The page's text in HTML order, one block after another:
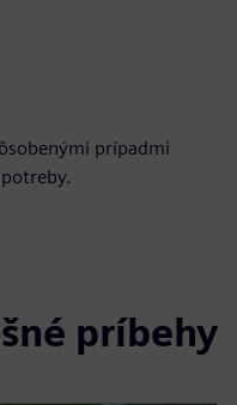
prípadmi
príbehy